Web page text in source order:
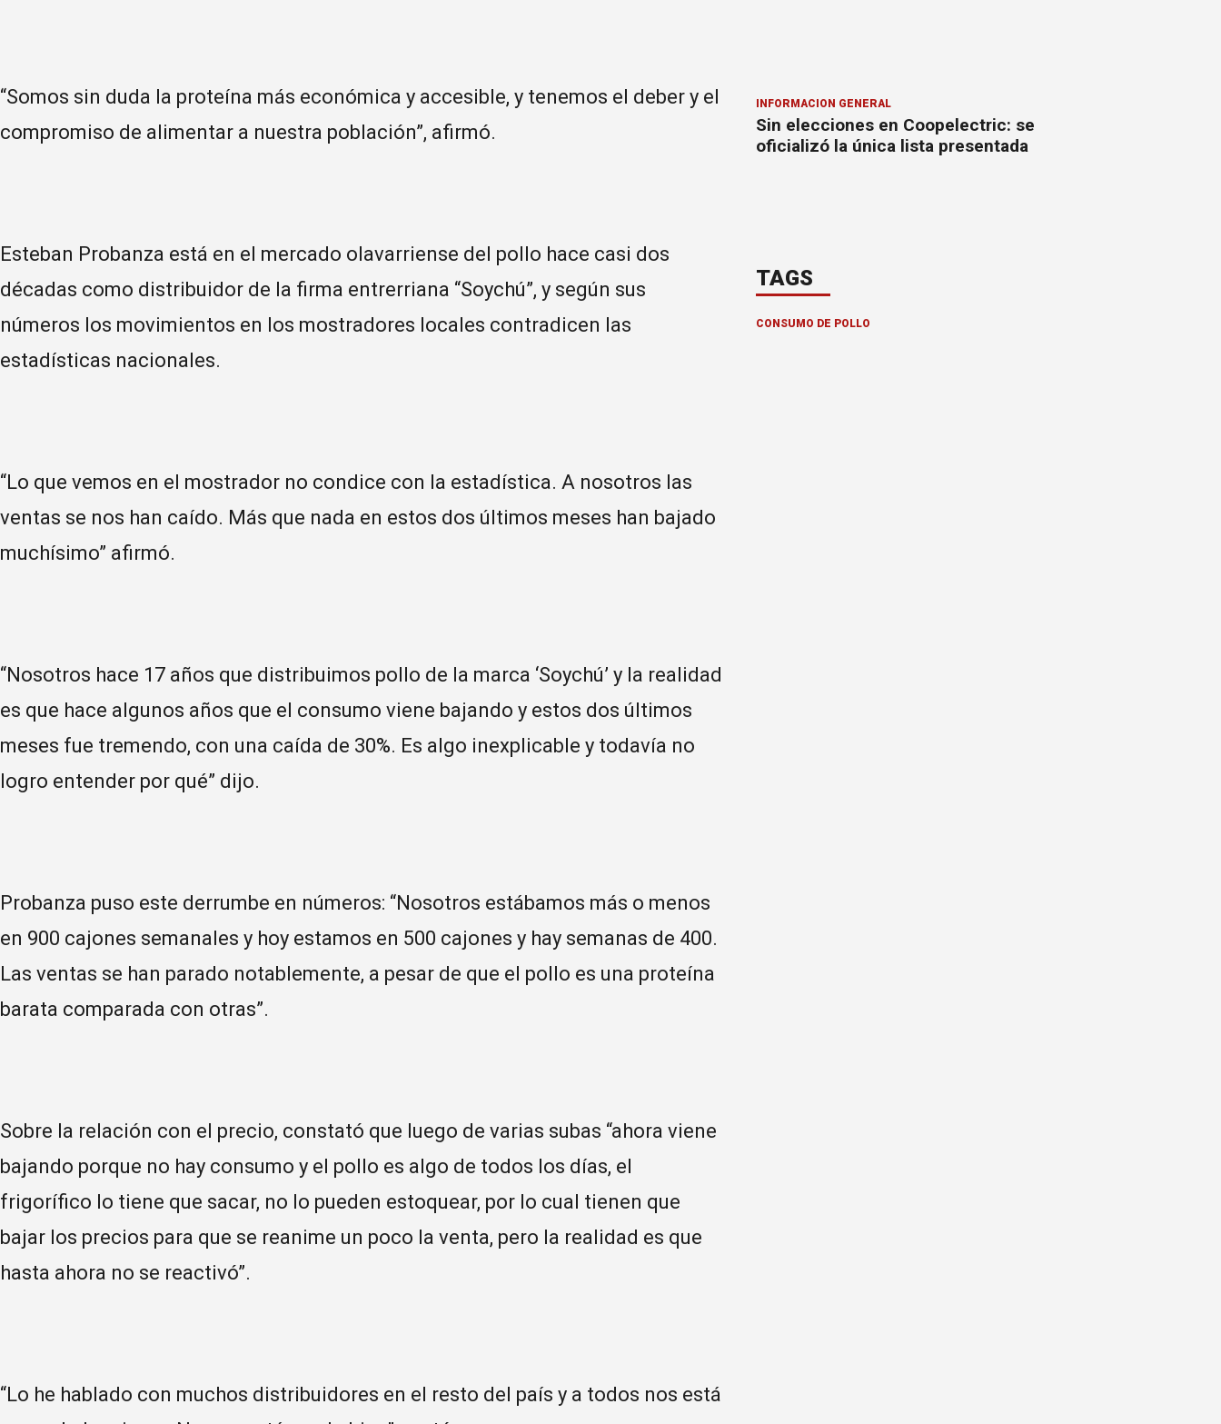
“Somos sin duda la proteína más económica y accesible, y tenemos el deber y el
compromiso de alimentar a nuestra población”, afirmó.
Esteban Probanza está en el mercado olavarriense del pollo hace casi dos
décadas como distribuidor de la firma entrerriana “Soychú”, y según sus
números los movimientos en los mostradores locales contradicen las
estadísticas nacionales.
“Lo que vemos en el mostrador no condice con la estadística. A nosotros las
ventas se nos han caído. Más que nada en estos dos últimos meses han bajado
muchísimo” afirmó.
“Nosotros hace 17 años que distribuimos pollo de la marca ‘Soychú’ y la realidad
es que hace algunos años que el consumo viene bajando y estos dos últimos
meses fue tremendo, con una caída de 30%. Es algo inexplicable y todavía no
logro entender por qué” dijo.
Probanza puso este derrumbe en números: “Nosotros estábamos más o menos
en 900 cajones semanales y hoy estamos en 500 cajones y hay semanas de 400.
Las ventas se han parado notablemente, a pesar de que el pollo es una proteína
barata comparada con otras”.
Sobre la relación con el precio, constató que luego de varias subas “ahora viene
bajando porque no hay consumo y el pollo es algo de todos los días, el
frigorífico lo tiene que sacar, no lo pueden estoquear, por lo cual tienen que
bajar los precios para que se reanime un poco la venta, pero la realidad es que
hasta ahora no se reactivó”.
“Lo he hablado con muchos distribuidores en el resto del país y a todos nos está
INFORMACION GENERAL
Sin elecciones en Coopelectric: se
oficializó la única lista presentada
TAGS
CONSUMO DE POLLO